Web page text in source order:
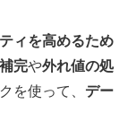
ィを高めるため
完や外れ値の処
を使って、 デー